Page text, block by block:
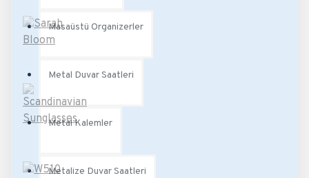
Masaüstü Organizerler
Metal Duvar Saatleri
Metal Kalemler
Metalize Duvar Saatleri